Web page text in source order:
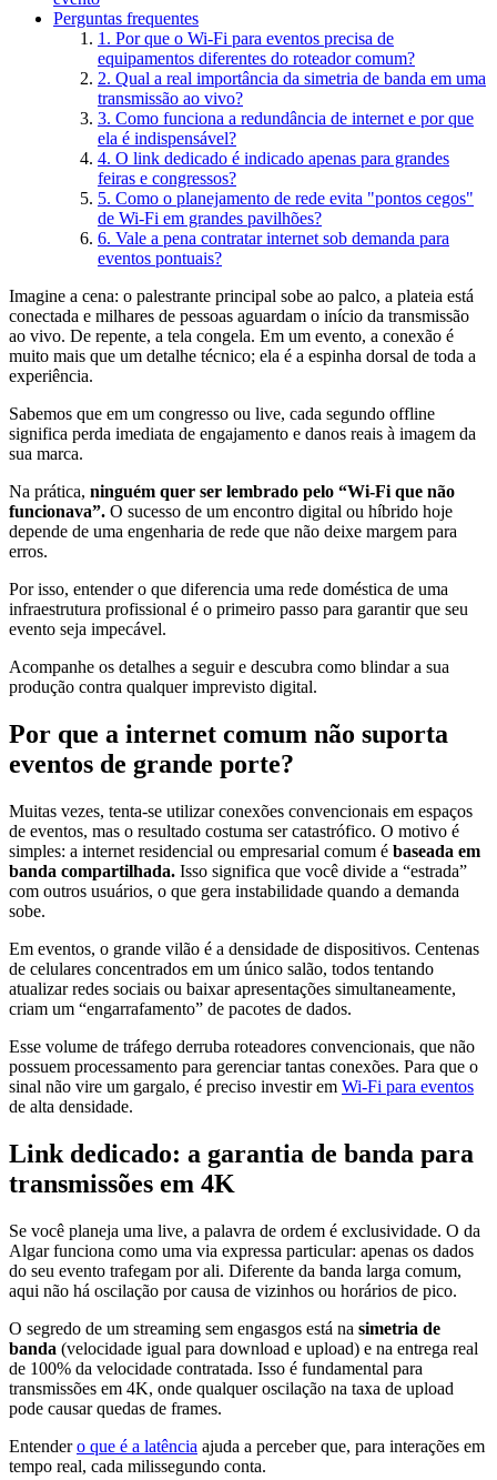
Perguntas frequentes
1. Por que o Wi-Fi para eventos precisa de
equipamentos diferentes do roteador comum?
2. Qual a real importância da simetria de banda em uma
transmissão ao vivo?
3. Como funciona a redundância de internet e por que
ela é indispensável?
4. O link dedicado é indicado apenas para grandes
feiras e congressos?
5. Como o planejamento de rede evita "pontos cegos"
de Wi-Fi em grandes pavilhões?
6. Vale a pena contratar internet sob demanda para
eventos pontuais?
Imagine a cena: o palestrante principal sobe ao palco, a plateia está
conectada e milhares de pessoas aguardam o início da transmissão
ao vivo. De repente, a tela congela. Em um evento, a conexão é
muito mais que um detalhe técnico; ela é a espinha dorsal de toda a
experiência.
Sabemos que em um congresso ou live, cada segundo offline
significa perda imediata de engajamento e danos reais à imagem da
sua marca.
Na prática, ninguém quer ser lembrado pelo “Wi-Fi que não
funcionava”. O sucesso de um encontro digital ou híbrido hoje
depende de uma engenharia de rede que não deixe margem para
erros.
Por isso, entender o que diferencia uma rede doméstica de uma
infraestrutura profissional é o primeiro passo para garantir que seu
evento seja impecável.
Acompanhe os detalhes a seguir e descubra como blindar a sua
produção contra qualquer imprevisto digital.
Por que a internet comum não suporta
eventos de grande porte?
Muitas vezes, tenta-se utilizar conexões convencionais em espaços
de eventos, mas o resultado costuma ser catastrófico. O motivo é
simples: a internet residencial ou empresarial comum é baseada em
banda compartilhada. Isso significa que você divide a “estrada”
com outros usuários, o que gera instabilidade quando a demanda
sobe.
Em eventos, o grande vilão é a densidade de dispositivos. Centenas
de celulares concentrados em um único salão, todos tentando
atualizar redes sociais ou baixar apresentações simultaneamente,
criam um “engarrafamento” de pacotes de dados.
Esse volume de tráfego derruba roteadores convencionais, que não
possuem processamento para gerenciar tantas conexões. Para que o
sinal não vire um gargalo, é preciso investir em Wi-Fi para eventos
de alta densidade.
Link dedicado: a garantia de banda para
transmissões em 4K
Se você planeja uma live, a palavra de ordem é exclusividade. O da
Algar funciona como uma via expressa particular: apenas os dados
do seu evento trafegam por ali. Diferente da banda larga comum,
aqui não há oscilação por causa de vizinhos ou horários de pico.
O segredo de um streaming sem engasgos está na simetria de
banda (velocidade igual para download e upload) e na entrega real
de 100% da velocidade contratada. Isso é fundamental para
transmissões em 4K, onde qualquer oscilação na taxa de upload
pode causar quedas de frames.
Entendero que é a latência ajuda a perceber que, para interações em
tempo real, cada milissegundo conta.